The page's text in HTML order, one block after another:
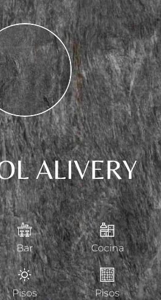
ALIVERY
Bar Cocina
Pisos
Pisos